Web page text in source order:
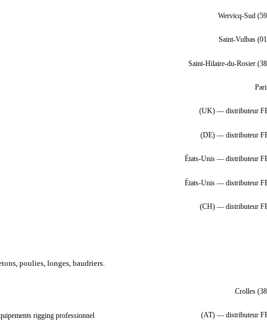
Wervicq-Sud
Saint-Vulbas
Saint-Hilaire-du-Rosier
(UK) — distributeur
(DE) — distributeur
États-Unis — distributeur
États-Unis — distributeur
(CH) — distributeur
poulies, longes, baudriers.
Crolles
rigging professionnel (AT) — distributeur